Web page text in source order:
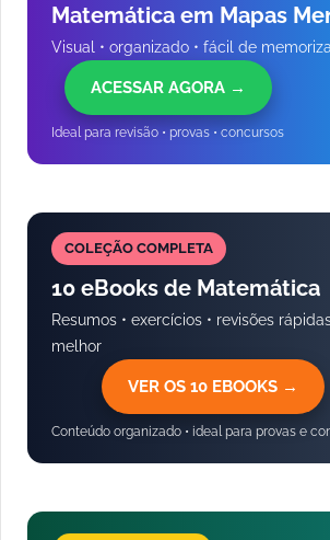
Matemática em Mapas
Visual • organizado • fácil de
ACESSAR AGORA →
Ideal para revisão • provas • concursos
COLEÇÃO COMPLETA
10 eBooks de Matemática
Resumos • exercícios • revisões
melhor
VER OS 10 EBOOKS →
Conteúdo organizado • ideal para provas e